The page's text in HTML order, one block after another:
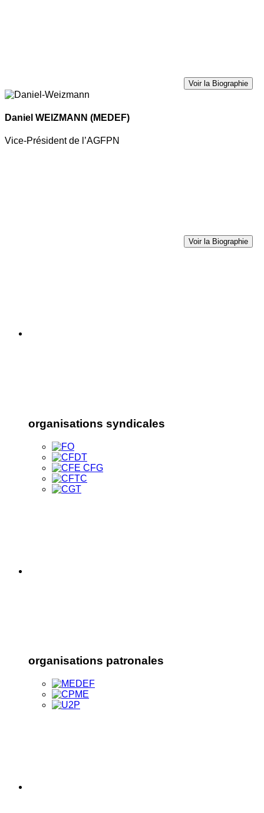
Voir la Biographie
Daniel WEIZMANN (MEDEF)
Vice-Président de l’AGFPN
Voir la Biographie
organisations syndicales
organisations patronales